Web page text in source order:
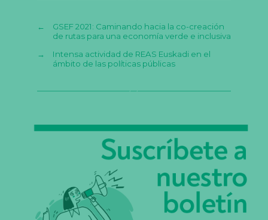
←
GSEF 2021: Caminando hacia la co-creación
de rutas para una economía verde e inclusiva
→
Intensa actividad de REAS Euskadi en el
ámbito de las políticas públicas